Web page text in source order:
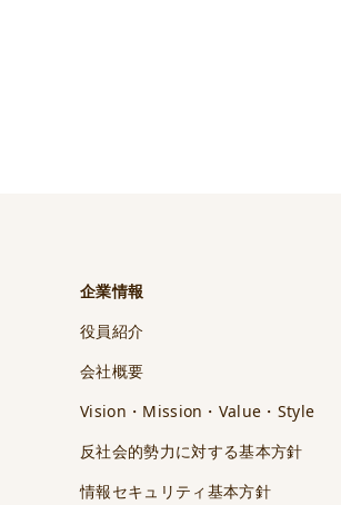
企業情報
役員紹介
会社概要
Vision・Mission・Value・Style
反社会的勢力に対する基本方針
情報セキュリティ基本方針